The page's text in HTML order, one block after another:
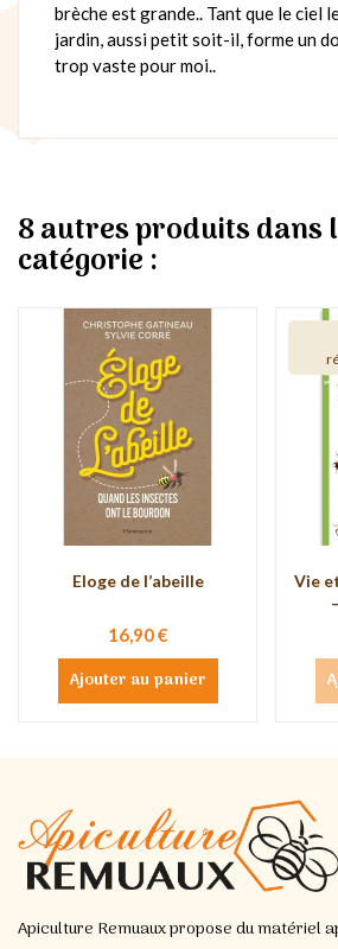
brèche est grande.. Tant que le ciel
jardin, aussi petit soit-il, forme un
trop vaste pour moi..
8 autres produits dans
catégorie :
Eloge de l’abeille
16,90 €
Ajouter au panier
Vie
Apiculture Remuaux propose du matériel